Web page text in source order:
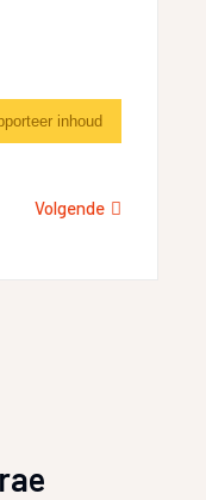
inhoud
Volgende